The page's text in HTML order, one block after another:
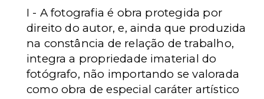
I - A fotografia é obra protegida por
direito do autor, e, ainda que produzida
na constância de relação de trabalho,
integra a propriedade imaterial do
fotógrafo, não importando se valorada
como obra de especial caráter artístico